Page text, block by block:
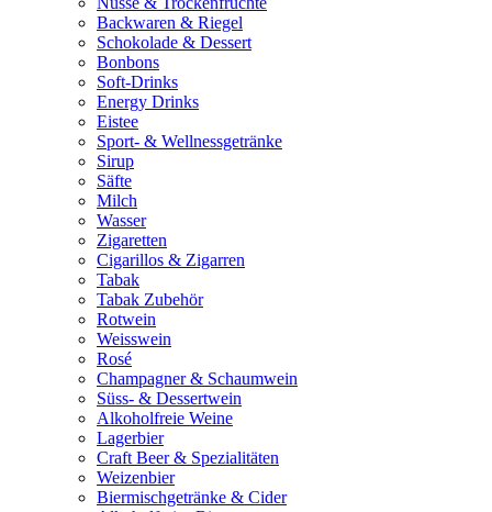
Backwaren & Riegel
Schokolade & Dessert
Bonbons
Soft-Drinks
Energy Drinks
Eistee
Sport- & Wellnessgetränke
Sirup
Säfte
Milch
Wasser
Zigaretten
Cigarillos & Zigarren
Tabak
Tabak Zubehör
Rotwein
Weisswein
Rosé
Champagner & Schaumwein
Süss- & Dessertwein
Alkoholfreie Weine
Lagerbier
Craft Beer & Spezialitäten
Weizenbier
Biermischgetränke & Cider